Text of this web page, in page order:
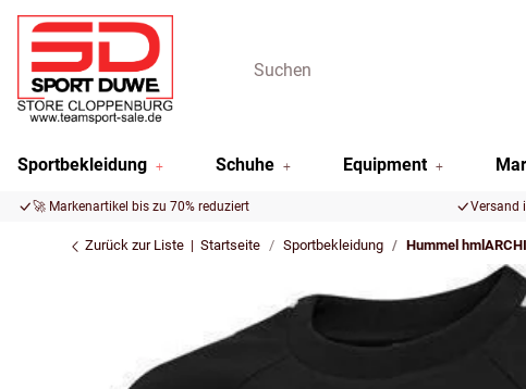
Sportbekleidung Schuhe Equipment
🚀 Markenartikel bis zu 70% reduziert Versand
Zurück zur Liste Startseite Sportbekleidung Hummel